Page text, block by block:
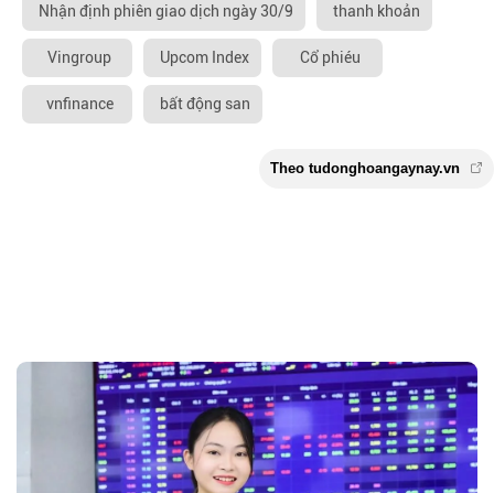
Nhận định phiên giao dịch ngày 30/9 thanh khoản
Vingroup Upcom Index Cổ phiéu
vnfinance bất động san
Theo